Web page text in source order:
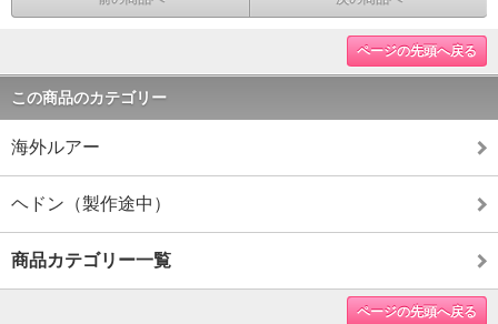
ページの先頭へ戻る
この商品のカテゴリー
海外ルアー
ヘドン（製作途中）
商品カテゴリー一覧
ページの先頭へ戻る